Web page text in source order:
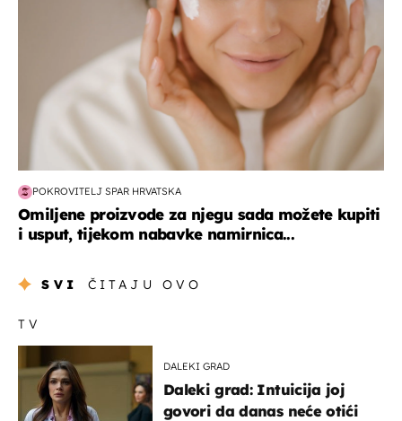
POKROVITELJ SPAR HRVATSKA
Omiljene proizvode za njegu sada možete kupiti
i usput, tijekom nabavke namirnica...
SVI ČITAJU OVO
TV
DALEKI GRAD
Daleki grad: Intuicija joj
govori da danas neće otići